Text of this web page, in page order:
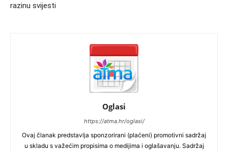
razinu svijesti
Oglasi
https://atma.hr/oglasi/
Ovaj članak predstavlja sponzorirani (plaćeni) promotivni sadržaj
u skladu s važećim propisima o medijima i oglašavanju. Sadržaj